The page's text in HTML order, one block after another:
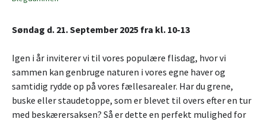
Søndag d. 21. September 2025 fra kl. 10-13
Igen i år inviterer vi til vores populære flisdag, hvor vi
sammen kan genbruge naturen i vores egne haver og
samtidig rydde op på vores fællesarealer. Har du grene,
buske eller staudetoppe, som er blevet til overs efter en tur
med beskærersaksen? Så er dette en perfekt mulighed for